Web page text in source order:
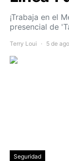
¡Trabaja en el
presencial de
Terry Loui 5 de
Seguridad